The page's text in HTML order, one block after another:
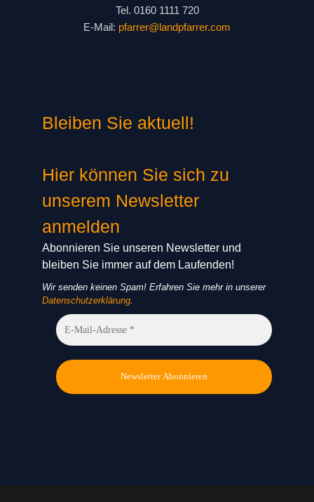
Tel. 0160 1111 720
E-Mail: pfarrer@landpfarrer.com
Bleiben Sie aktuell!
Hier können Sie sich zu
unserem Newsletter
anmelden
Abonnieren Sie unseren Newsletter und
bleiben Sie immer auf dem Laufenden!
Wir senden keinen Spam! Erfahren Sie mehr in unserer
Datenschutzerklärung